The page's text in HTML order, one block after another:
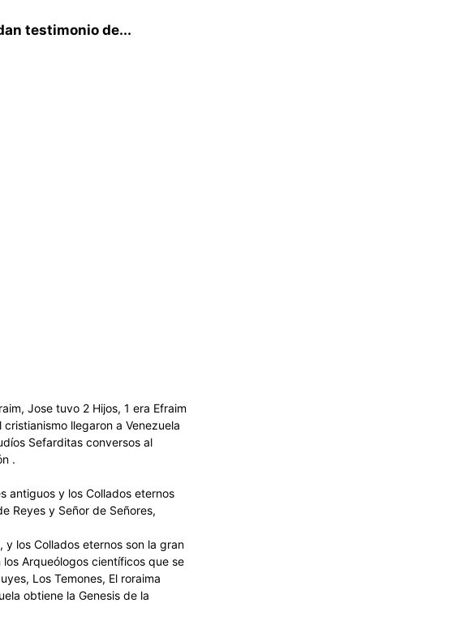
testimonio de...
Jose tuvo 2 Hijos, 1 era Efraim
llegaron a Venezuela
Sefarditas conversos al
.
antiguos y los Collados eternos
Reyes y Señor de Señores,
y los Collados eternos son la gran
Arqueólogos científicos que se
Los Temones, El roraima
obtiene la Genesis de la